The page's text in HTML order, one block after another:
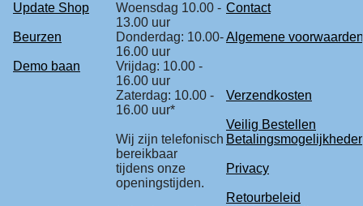
Update Shop
Woensdag 10.00 -
13.00 uur
Contact
Beurzen
Donderdag: 10.00-
16.00 uur
Algemene voorwaarden
Demo baan
Vrijdag: 10.00 -
16.00 uur
Zaterdag: 10.00 -
16.00 uur*
Verzendkosten
Veilig Bestellen
Wij zijn telefonisch
bereikbaar
tijdens onze
openingstijden.
Privacy
Retourbeleid